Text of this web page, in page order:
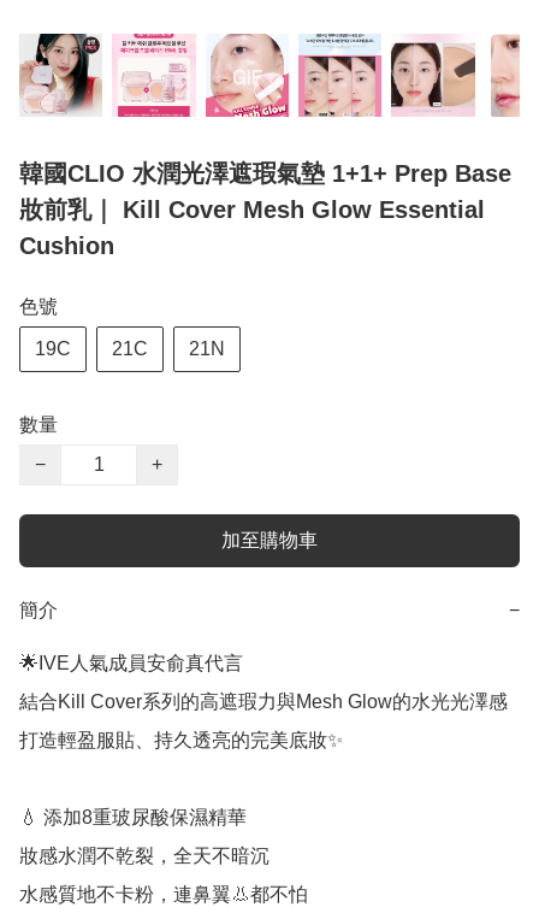
韓國CLIO 水潤光澤遮瑕氣墊 1+1+ Prep Base
妝前乳｜ Kill Cover Mesh Glow Essential
Cushion
色號
19C 21C 21N
數量
−
+
加至購物車
簡介 −
🌟IVE人氣成員安俞真代言
結合Kill Cover系列的高遮瑕力與Mesh Glow的水光光澤感
打造輕盈服貼、持久透亮的完美底妝✨
💧 添加8重玻尿酸保濕精華
妝感水潤不乾裂，全天不暗沉
水感質地不卡粉，連鼻翼👃都不怕